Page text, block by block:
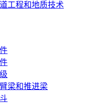
工程和地质技术
梁和推进梁